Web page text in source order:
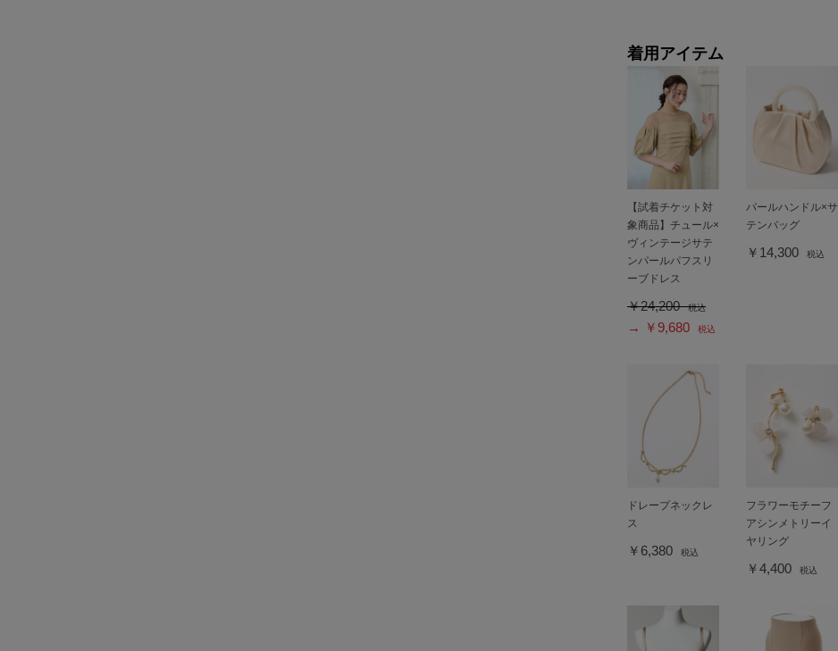
着用アイテム
【試着チケット対
象商品】チュール×
ヴィンテージサテ
ンパールパフスリ
ーブドレス
￥24,200 税込
→ ￥9,680 税込
パールハンドル×サ
テンバッグ
￥14,300 税込
ドレープネックレ
ス
￥6,380 税込
フラワーモチーフ
アシンメトリーイ
ヤリング
￥4,400 税込